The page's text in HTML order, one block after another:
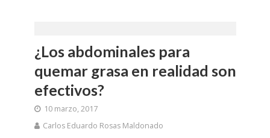
¿Los abdominales para
quemar grasa en realidad son
efectivos?
10 marzo, 2017
Carlos Eduardo Rosas Maldonado